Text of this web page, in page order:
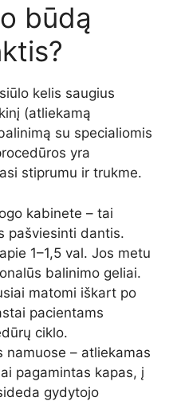
būdą
kelis saugius
(atliekamą
su specialiomis
yra
stiprumu ir trukme.
kabinete – tai
pašviesinti dantis.
1–1,5 val. Jos metu
balinimo geliai.
matomi iškart po
pacientams
ciklo.
namuose – atliekamas
pagamintas kapas, į
gydytojo